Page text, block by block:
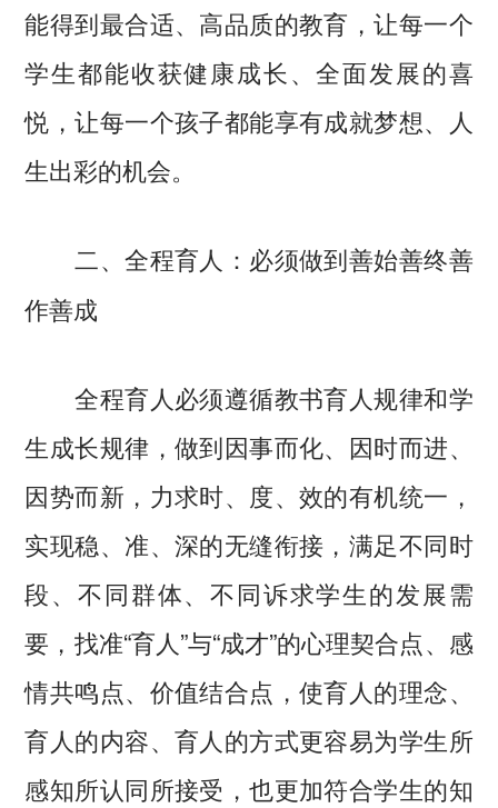
能得到最合适、高品质的教育，让每一个
学生都能收获健康成长、全面发展的喜
悦，让每一个孩子都能享有成就梦想、人
生出彩的机会。
二、全程育人：必须做到善始善终善
作善成
全程育人必须遵循教书育人规律和学
生成长规律，做到因事而化、因时而进、
因势而新，力求时、度、效的有机统一，
实现稳、准、深的无缝衔接，满足不同时
段、不同群体、不同诉求学生的发展需
要，找准“育人”与“成才”的心理契合点、感
情共鸣点、价值结合点，使育人的理念、
育人的内容、育人的方式更容易为学生所
感知所认同所接受，也更加符合学生的知